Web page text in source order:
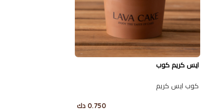
ايس كريم كوب
كوب ايس كريم
0.750 دك